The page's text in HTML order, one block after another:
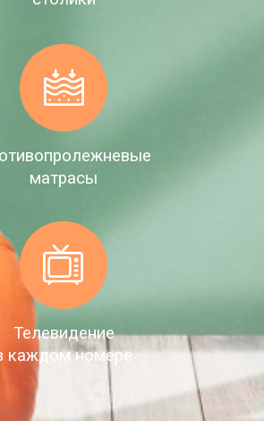
матрасы
Телевидение
каждом номере